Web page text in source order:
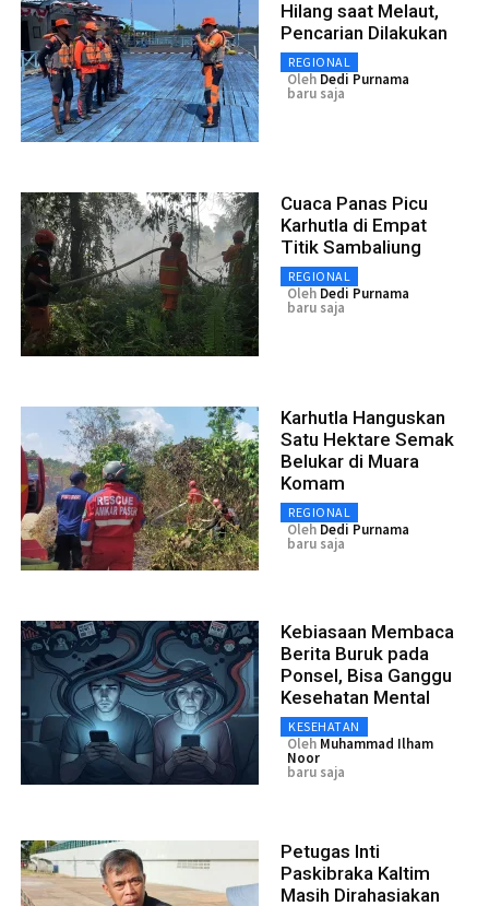
Hilang saat Melaut,
Pencarian Dilakukan
REGIONAL
Oleh Dedi Purnama
baru saja
Cuaca Panas Picu
Karhutla di Empat
Titik Sambaliung
REGIONAL
Oleh Dedi Purnama
baru saja
Karhutla Hanguskan
Satu Hektare Semak
Belukar di Muara
Komam
REGIONAL
Oleh Dedi Purnama
baru saja
Kebiasaan Membaca
Berita Buruk pada
Ponsel, Bisa Ganggu
Kesehatan Mental
KESEHATAN
Oleh Muhammad Ilham
Noor
baru saja
Petugas Inti
Paskibraka Kaltim
Masih Dirahasiakan